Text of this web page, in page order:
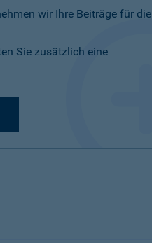
wir Ihre Beiträge für die
Sie zusätzlich eine